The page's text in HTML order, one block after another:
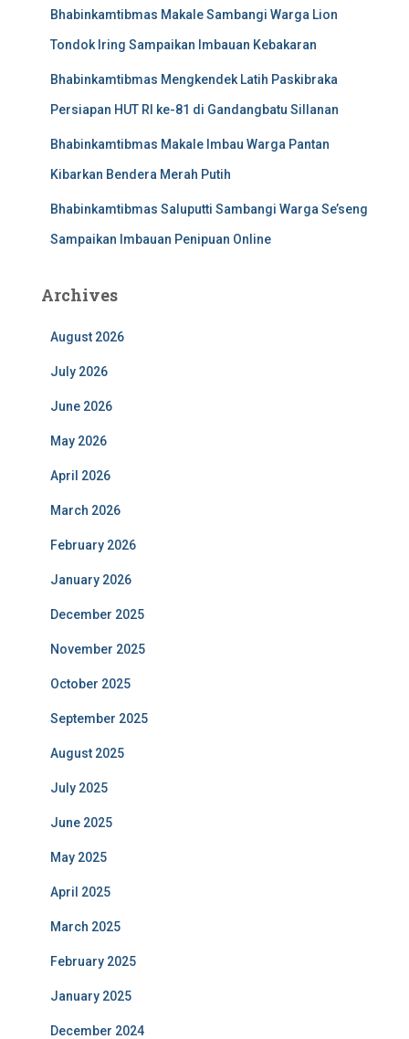
Bhabinkamtibmas Makale Sambangi Warga Lion
Tondok Iring Sampaikan Imbauan Kebakaran
Bhabinkamtibmas Mengkendek Latih Paskibraka
Persiapan HUT RI ke-81 di Gandangbatu Sillanan
Bhabinkamtibmas Makale Imbau Warga Pantan
Kibarkan Bendera Merah Putih
Bhabinkamtibmas Saluputti Sambangi Warga Se’seng
Sampaikan Imbauan Penipuan Online
Archives
August 2026
July 2026
June 2026
May 2026
April 2026
March 2026
February 2026
January 2026
December 2025
November 2025
October 2025
September 2025
August 2025
July 2025
June 2025
May 2025
April 2025
March 2025
February 2025
January 2025
December 2024